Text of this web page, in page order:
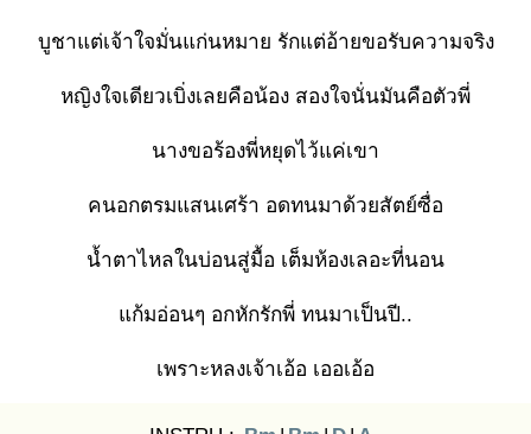
บูชาแต่เจ้าใจมั่นแก่นหมาย รักแต่อ้ายขอรับความจริง
หญิงใจเดียวเบิ่งเลยคือน้อง สองใจนั่นมันคือตัวพี่
นางขอร้องพี่หยุดไว้แค่เขา
คนอกตรมแสนเศร้า อดทนมาด้วยสัตย์ซื่อ
น้ำตาไหลในบ่อนสู่มื้อ เต็มห้องเลอะที่นอน
แก้มอ่อนๆ อกหักรักพี่ ทนมาเป็นปี..
เพราะหลงเจ้าเอ้อ เออเอ้อ